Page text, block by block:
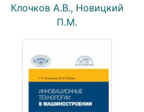
Клочков А.В., Новицкий
П.М.